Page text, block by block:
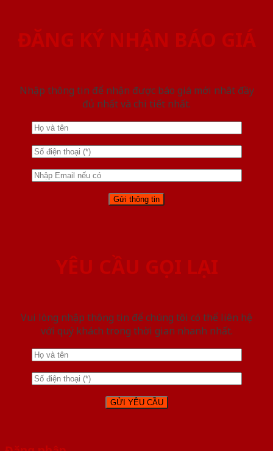
ĐĂNG KÝ NHẬN BÁO GIÁ
Nhập thông tin để nhận được báo giá mới nhât đầy
đủ nhất và chi tiết nhất.
YÊU CẦU GỌI LẠI
Vui lòng nhập thông tin để chúng tôi có thể liên hệ
với quý khách trong thời gian nhanh nhất.